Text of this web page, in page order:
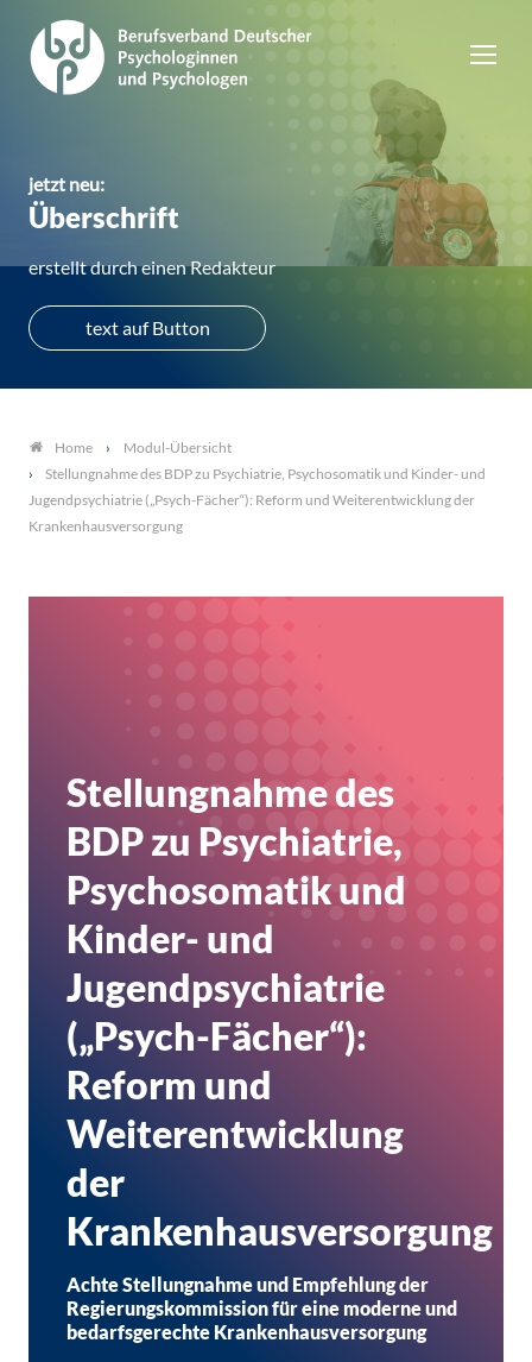
jetzt neu:
Überschrift
erstellt durch einen Redakteur
text auf Button
Home
Modul-Übersicht
Stellungnahme des BDP zu Psychiatrie, Psychosomatik und Kinder- und
Jugendpsychiatrie („Psych-Fächer“): Reform und Weiterentwicklung der
Krankenhausversorgung
Stellungnahme des
BDP zu Psychiatrie,
Psychosomatik und
Kinder- und
Jugendpsychiatrie
(„Psych-Fächer“):
Reform und
Weiterentwicklung
der
Krankenhausversorgung
Achte Stellungnahme und Empfehlung der
Regierungskommission für eine moderne und
bedarfsgerechte Krankenhausversorgung